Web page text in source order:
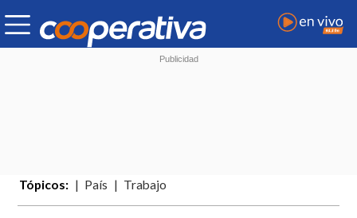
Tópicos: País Trabajo